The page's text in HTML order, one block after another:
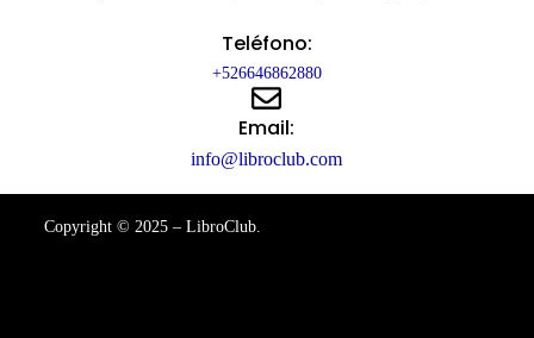
Teléfono:
+526646862880
Email:
info@libroclub.com
Copyright © 2025 – LibroClub.